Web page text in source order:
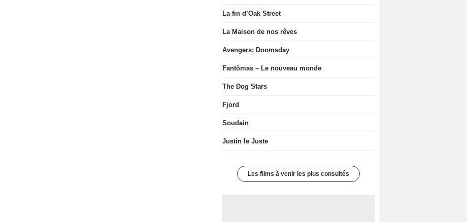
La fin d’Oak Street
La Maison de nos rêves
Avengers: Doomsday
Fantômas – Le nouveau monde
The Dog Stars
Fjord
Soudain
Justin le Juste
Les films à venir les plus consultés